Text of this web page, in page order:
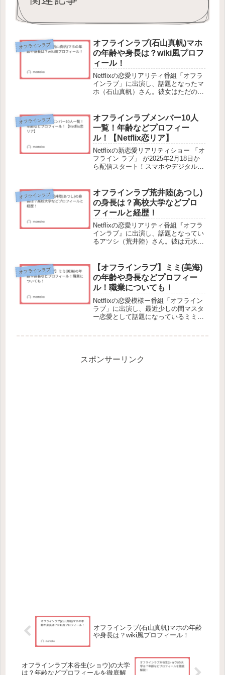
オフラインラブ
オフラインラブ(石山真帆)マホ
の年齢や身長は？wiki風プロフ
ィール！
Netflixの恋愛リアリティ番組「オフラ
インラブ」に出演し、話題となったマ
ホ（石山真帆）さん。彼女はただのリ
ります！この記事では、マホさんのプ
ロフィール、モデル経歴、恋愛...
オフラインラブ
オフラインラブメンバー10人
一覧！年齢などプロフィー
ル！【Netflix恋リア】
Netflixの新恋愛リアリティショー 「オ
フライン ラブ」 が2025年2月18日か
ら配信スタート！スマホやデジタルデ
を探す男女10人。彼らは偶然と必然が
交差する中で、...
オフラインラブ
オフラインラブ荒井陸(あつし)
の身長は？高校大学などプロ
フィールと経歴！
Netflixの恋愛リアリティ番組『オフラ
インラブ』に出演し、話題となってい
るアツシ（荒井陸）さん。彼は元水球
圧倒的なスピードと筋肉美を誇りま
す。水球界で活躍してきた彼が、...
オフラインラブ
【オフラインラブ】ミミ(美海)
の年齢や身長などプロフィー
ル！職業についても！
Netflixの恋愛模様ー番組「オフライン
ラブ」に出演し、最近少しの間マスタ
ー恋愛として話題になっているミミ
スポンサーリンク
オフラインラブ(石山真帆)マホの年齢
や身長は？wiki風プロフィール！
オフラインラブ木谷生(ショウ)の大学
は？年齢などプロフィールを徹底解